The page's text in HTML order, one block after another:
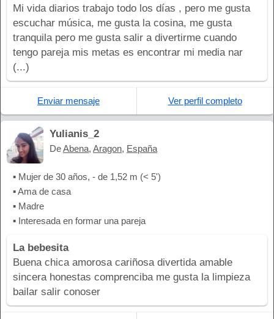
Mi vida diarios trabajo todo los días , pero me gusta
escuchar música, me gusta la cosina, me gusta
tranquila pero me gusta salir a divertirme cuando
tengo pareja mis metas es encontrar mi media nar
(...)
Enviar mensaje Ver perfil completo
Yulianis_2
DeAbena, Aragon, España
▪ Mujer de 30 años, - de 1,52 m (< 5')
▪ Ama de casa
▪ Madre
▪ Interesada en formar una pareja
La bebesita
Buena chica amorosa cariñosa divertida amable
sincera honestas comprenciba me gusta la limpieza
bailar salir conoser